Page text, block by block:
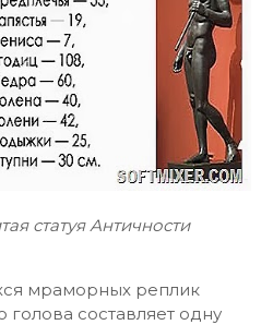
статуя Античности
мраморных реплик
голова составляет одну